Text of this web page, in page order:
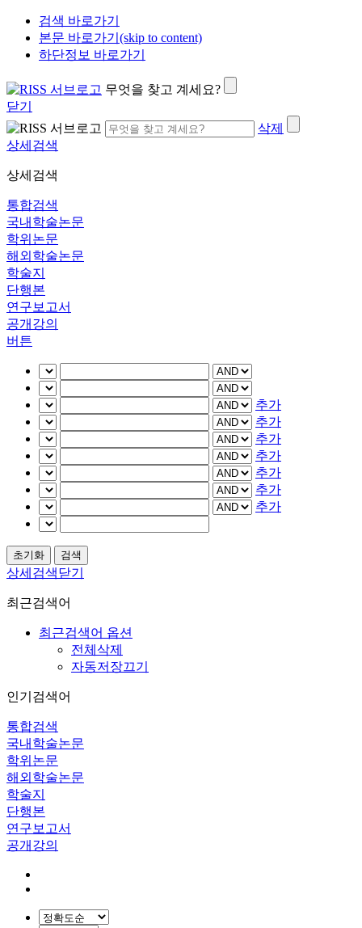
검색 바로가기
본문 바로가기(skip to content)
하단정보 바로가기
무엇을 찾고 계세요?
닫기
삭제
상세검색
상세검색
통합검색
국내학술논문
학위논문
해외학술논문
학술지
단행본
연구보고서
공개강의
버튼
추가
추가
추가
추가
추가
추가
추가
상세검색닫기
최근검색어
최근검색어 옵션
전체삭제
자동저장끄기
인기검색어
통합검색
국내학술논문
학위논문
해외학술논문
학술지
단행본
연구보고서
공개강의